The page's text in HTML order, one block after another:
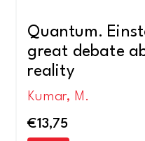
Quantum.
great debate
reality
Kumar, M.
€13,75